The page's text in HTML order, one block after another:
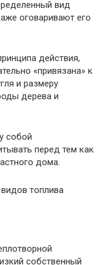
вид
оговаривают его
действия,
«привязана» к
и размеру
дерева и
собой
перед тем как
дома.
топлива
собственный